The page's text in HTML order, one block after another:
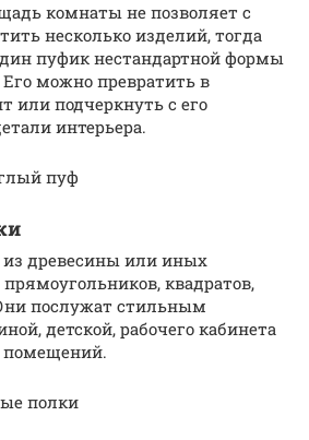
комнаты не позволяет с
несколько изделий, тогда
пуфик нестандартной формы
можно превратить в
или подчеркнуть с его
интерьера.
пуф
древесины или иных
квадратов,
послужат стильным
детской, рабочего кабинета
полки